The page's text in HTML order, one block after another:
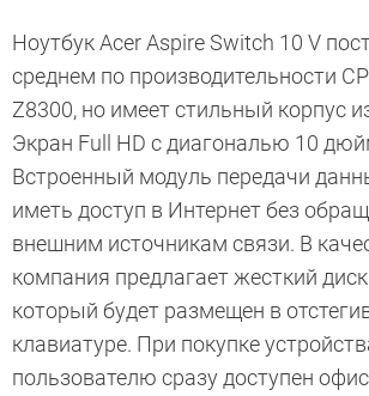
Ноутбук Acer Aspire Switch 10 V
среднем по производительности
Z8300, но имеет стильный корпус
Экран Full HD с диагональю 10
Встроенный модуль передачи
иметь доступ в Интернет без
внешним источникам связи. В
компания предлагает жесткий
который будет размещен в
клавиатуре. При покупке
пользователю сразу доступен